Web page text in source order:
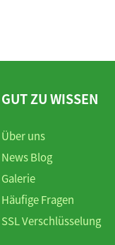
GUT ZU WISSEN
Über uns
News Blog
Galerie
Häufige Fragen
SSL Verschlüsselung